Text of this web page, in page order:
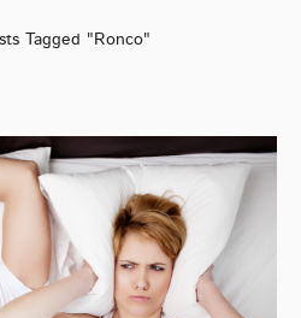
Tagged "ronco"